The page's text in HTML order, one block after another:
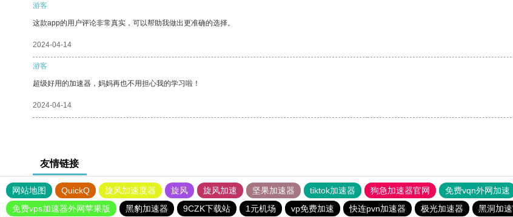
游客
这款app的用户评论非常真实，可以帮助我做出更准确的选择。
2024-04-14
游客
超级好用的加速器，妈妈再也不用担心我的学习啦！
2024-04-14
友情链接
网站地图 QuickQ 旋风加速度器 旋风 旋风加速 坚果加速器 tiktok加速器 狗急加速器官网 免费vqn外网加速
免费vps加速器外网苹果版
黑豹加速器 9CZK下载站 1元机场 vp免费加速 快连pvn加速器 极光加速器 黑洞加